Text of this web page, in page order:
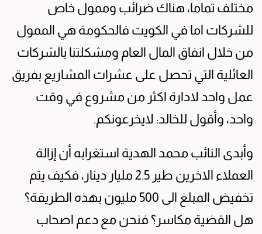
مختلف تماما، هناك ضرائب وممول خاص
للشركات اما في الكويت فالحكومة هي الممول
من خلال انفاق المال العام ومشكلتنا بالشركات
العائلية التي تحصل على عشرات المشاريع بفريق
عمل واحد لادارة اكثر من مشروع في وقت
واحد، وأقول للخالد: لايخرعونكم.
وأبدى النائب محمد الهدية استغرابه أن إزالة
العملاء الاخرين طير 2.5 مليار دينار، فكيف يتم
تخفيض المبلغ الى 500 مليون بهذه الطريقة؟
هل القضية مكاسر؟ فنحن مع دعم اصحاب